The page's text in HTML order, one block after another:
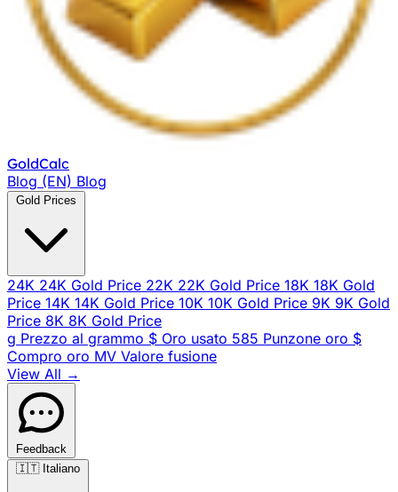
GoldCalc
Blog (EN) Blog
Gold Prices
24K 24K Gold Price 22K 22K Gold Price 18K 18K Gold
Price 14K 14K Gold Price 10K 10K Gold Price 9K 9K Gold
Price 8K 8K Gold Price
g Prezzo al grammo $ Oro usato 585 Punzone oro $
Compro oro MV Valore fusione
View All →
Feedback
🇮🇹 Italiano